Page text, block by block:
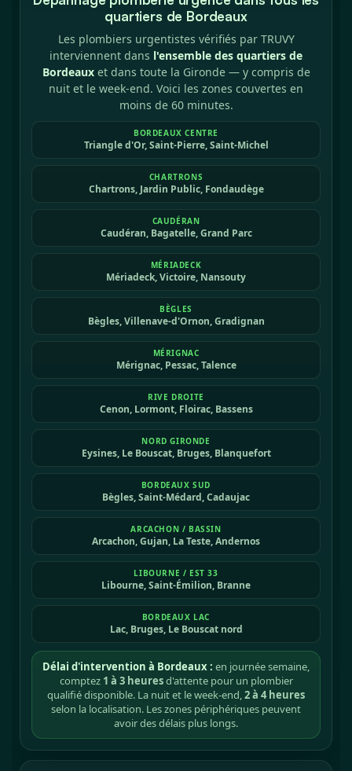
quartiers de Bordeaux
Les plombiers urgentistes vérifiés par TRUVY
interviennent dans l'ensemble des quartiers de
Bordeauxet dans toute la Gironde — y compris de
nuit et le week-end. Voici les zones couvertes en
moins de 60 minutes.
BORDEAUX CENTRE
Triangle d'Or, Saint-Pierre, Saint-Michel
CHARTRONS
Chartrons, Jardin Public, Fondaudège
CAUDÉRAN
Caudéran, Bagatelle, Grand Parc
MÉRIADECK
Mériadeck, Victoire, Nansouty
BÈGLES
Bègles, Villenave-d'Ornon, Gradignan
MÉRIGNAC
Mérignac, Pessac, Talence
RIVE DROITE
Cenon, Lormont, Floirac, Bassens
NORD GIRONDE
Eysines, Le Bouscat, Bruges, Blanquefort
BORDEAUX SUD
Bègles, Saint-Médard, Cadaujac
ARCACHON / BASSIN
Arcachon, Gujan, La Teste, Andernos
LIBOURNE / EST 33
Libourne, Saint-Émilion, Branne
BORDEAUX LAC
Lac, Bruges, Le Bouscat nord
Délai d'intervention à Bordeaux : en journée semaine,
comptez 1 à 3 heuresd'attente pour un plombier
qualifié disponible. La nuit et le week-end,2 à 4 heures
selon la localisation. Les zones périphériques peuvent
avoir des délais plus longs.